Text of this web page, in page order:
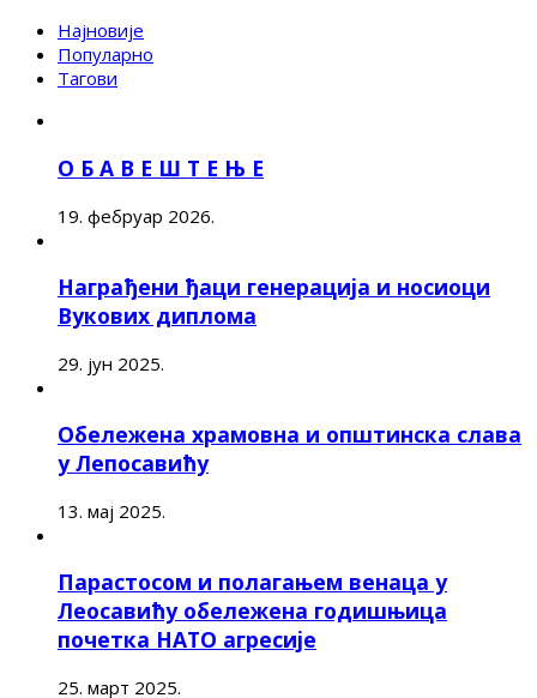
Најновије
Популарно
Тагови
О Б А В Е Ш Т Е Њ Е
19. фебруар 2026.
Награђени ђаци генерација и носиоци
Вукових диплома
29. јун 2025.
Обележена храмовна и општинска слава
у Лепосавићу
13. мај 2025.
Парастосом и полагањем венаца у
Леосавићу обележена годишњица
почетка НАТО агресије
25. март 2025.